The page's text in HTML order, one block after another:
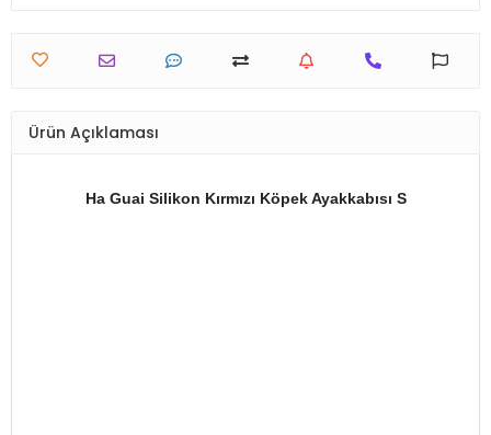
Ürün Açıklaması
Ha Guai Silikon Kırmızı Köpek Ayakkabısı S